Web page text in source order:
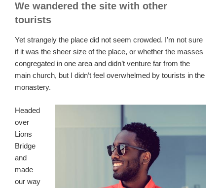
We wandered the site with other
tourists
Yet strangely the place did not seem crowded. I’m not sure
if it was the sheer size of the place, or whether the masses
congregated in one area and didn’t venture far from the
main church, but I didn’t feel overwhelmed by tourists in the
monastery.
Headed
over
Lions
Bridge
and
made
our way